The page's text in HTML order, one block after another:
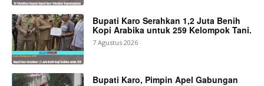
Bupati Karo Serahkan 1,2 Juta Benih
Kopi Arabika untuk 259 Kelompok Tani.
7 Agustus 2026
Bupati Karo, Pimpin Apel Gabungan